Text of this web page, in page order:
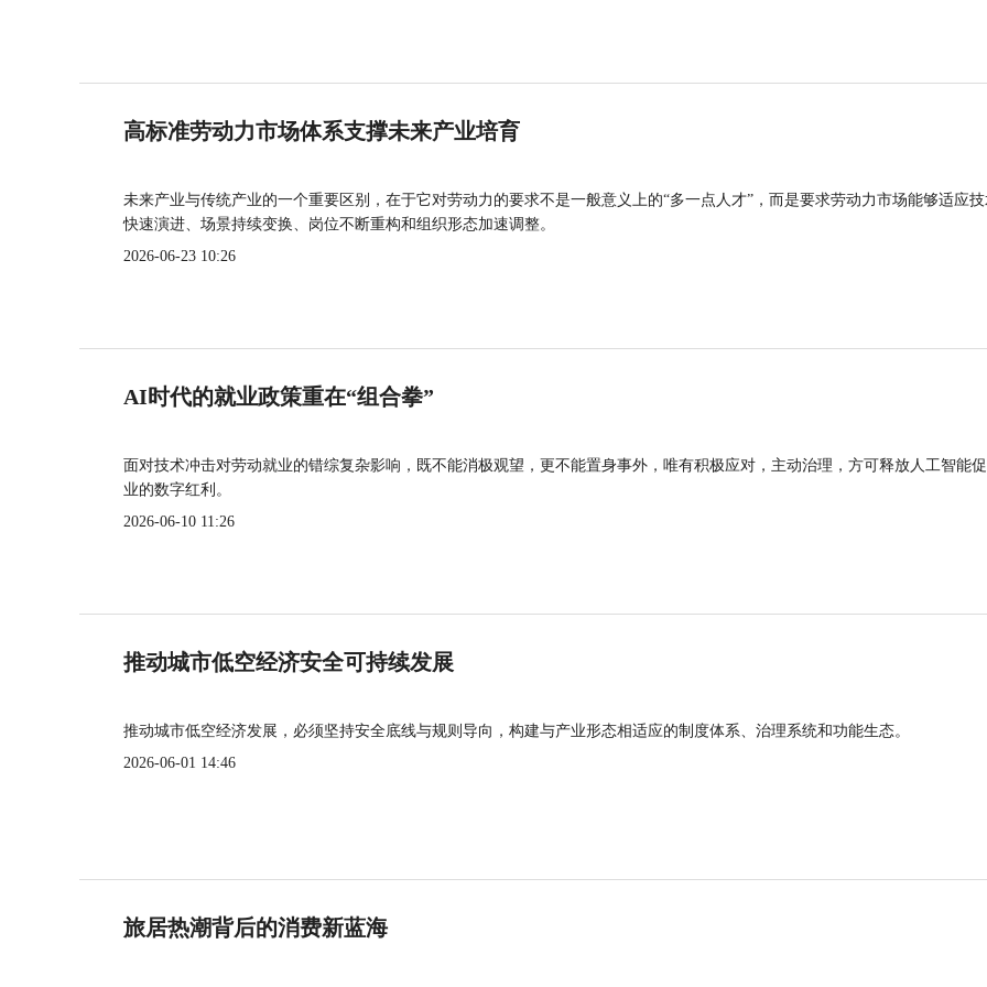
高标准劳动力市场体系支撑未来产业培育
未来产业与传统产业的一个重要区别，在于它对劳动力的要求不是一般意义上的“多一点人才”，而是要求劳动力市场能够适应
快速演进、场景持续变换、岗位不断重构和组织形态加速调整。
2026-06-23 10:26
AI时代的就业政策重在“组合拳”
面对技术冲击对劳动就业的错综复杂影响，既不能消极观望，更不能置身事外，唯有积极应对，主动治理，方可释放人工智能
业的数字红利。
2026-06-10 11:26
推动城市低空经济安全可持续发展
推动城市低空经济发展，必须坚持安全底线与规则导向，构建与产业形态相适应的制度体系、治理系统和功能生态。
2026-06-01 14:46
旅居热潮背后的消费新蓝海